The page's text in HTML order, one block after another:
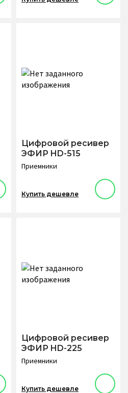
Цифровой ресивер
ЭФИР HD-515
Приемники
Купить дешевле
Цифровой ресивер
ЭФИР HD-225
Приемники
Купить дешевле